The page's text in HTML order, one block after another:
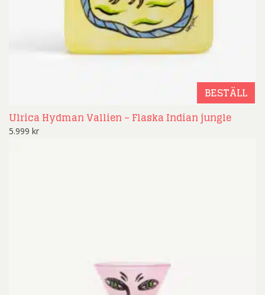
BESTÄLL
Ulrica Hydman Vallien – Flaska Indian jungle
5.999 kr